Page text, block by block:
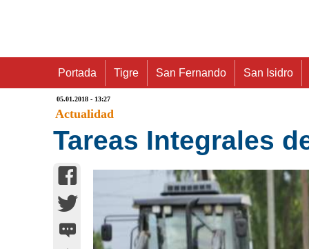
Portada Tigre San Fernando San Isidro
05.01.2018 - 13:27
Actualidad
Tareas Integrales